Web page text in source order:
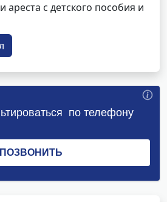
ареста с детского пособия и